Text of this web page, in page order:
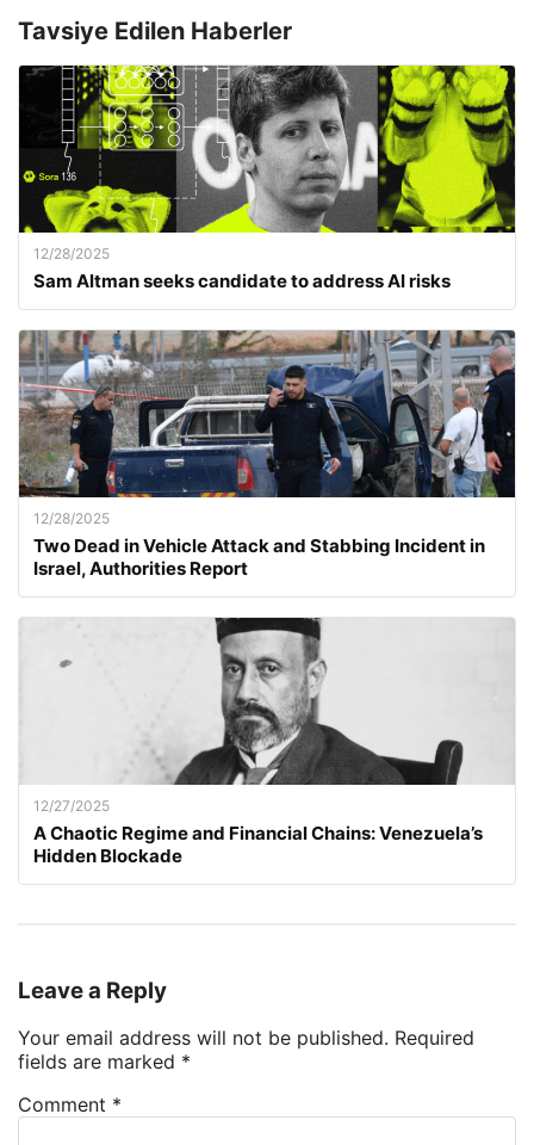
Tavsiye Edilen Haberler
12/28/2025
Sam Altman seeks candidate to address AI risks
12/28/2025
Two Dead in Vehicle Attack and Stabbing Incident in
Israel, Authorities Report
12/27/2025
A Chaotic Regime and Financial Chains: Venezuela’s
Hidden Blockade
Leave a Reply
Your email address will not be published. Required
fields are marked *
Comment *